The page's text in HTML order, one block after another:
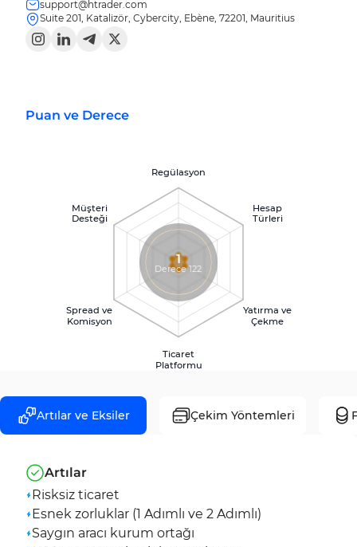
support@htrader.com
Suite 201, Katalizör, Cybercity, Ebène, 72201, Mauritius
Puan ve Derece
Regülasyon
Hesap
Türleri
Yatırma ve
Çekme
Ticaret
Platformu
Spread ve
Komisyon
Müşteri
Desteği
1
Derece 122
Artılar ve Eksiler Çekim Yöntemleri
Artılar
Risksiz ticaret
Esnek zorluklar (1 Adımlı ve 2 Adımlı)
Saygın aracı kurum ortağı